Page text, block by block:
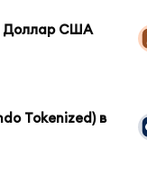
Доллар США
Tokenized) в